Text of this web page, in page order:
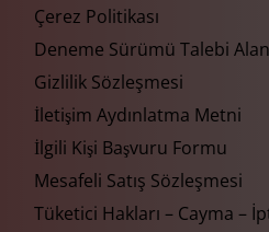
Çerez Politikası
Deneme Sürümü Talebi
Gizlilik Sözleşmesi
İletişim Aydınlatma Metni
İlgili Kişi Başvuru Formu
Mesafeli Satış Sözleşmesi
Tüketici Hakları – Cayma –